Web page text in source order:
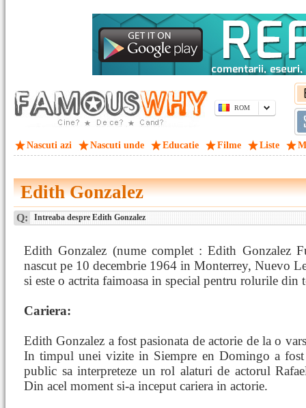
ROM
Nascuti azi Nascuti unde Educatie Filme Liste
Edith Gonzalez
Q: Intreaba despre Edith Gonzalez
Edith Gonzalez (nume complet : Edith Gonzalez
nascut pe 10 decembrie 1964 in Monterrey, Nuevo
si este o actrita faimoasa in special pentru rolurile din
Cariera:
Edith Gonzalez a fost pasionata de actorie de la o
In timpul unei vizite in Siempre en Domingo a fost
public sa interpreteze un rol alaturi de actorul
Din acel moment si-a inceput cariera in actorie.